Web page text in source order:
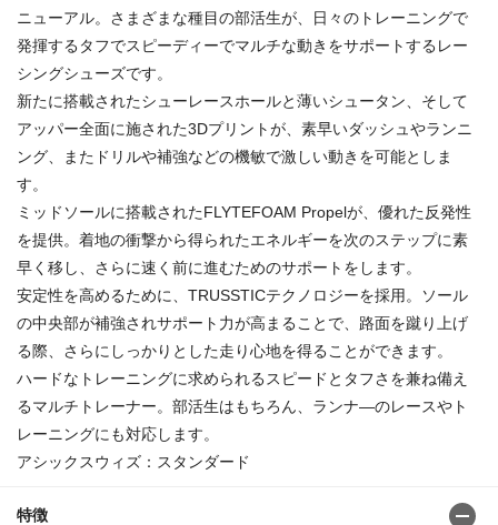
ニューアル。さまざまな種目の部活生が、日々のトレーニングで
発揮するタフでスピーディーでマルチな動きをサポートするレー
シングシューズです。
新たに搭載されたシューレースホールと薄いシュータン、そして
アッパー全面に施された3Dプリントが、素早いダッシュやランニ
ング、またドリルや補強などの機敏で激しい動きを可能としま
す。
ミッドソールに搭載されたFLYTEFOAM Propelが、優れた反発性
を提供。着地の衝撃から得られたエネルギーを次のステップに素
早く移し、さらに速く前に進むためのサポートをします。
安定性を高めるために、TRUSSTICテクノロジーを採用。ソール
の中央部が補強されサポート力が高まることで、路面を蹴り上げ
る際、さらにしっかりとした走り心地を得ることができます。
ハードなトレーニングに求められるスピードとタフさを兼ね備え
るマルチトレーナー。部活生はもちろん、ランナ―のレースやト
レーニングにも対応します。
アシックスウィズ：スタンダード
特徴